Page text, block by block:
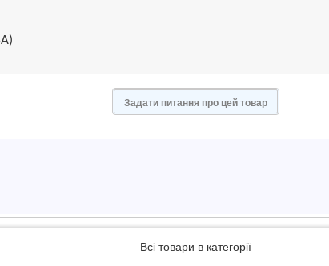
Задати питання про цей товар
Всі товари в категорії